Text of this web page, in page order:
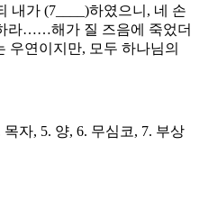
내가 (7____)하였으니, 네 손
라……해가 질 즈음에 죽었더
우연이지만, 모두 하나님의
자, 5. 양, 6. 무심코, 7. 부상